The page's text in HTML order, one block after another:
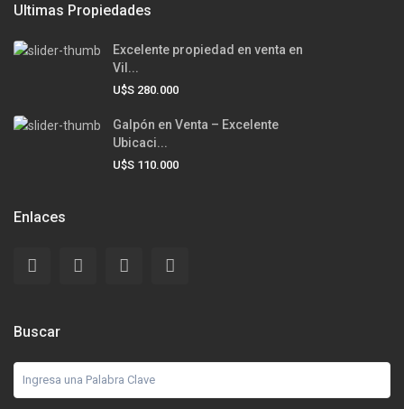
Ultimas Propiedades
Excelente propiedad en venta en
Vil...
U$S 280.000
Galpón en Venta – Excelente
Ubicaci...
U$S 110.000
Enlaces
Buscar